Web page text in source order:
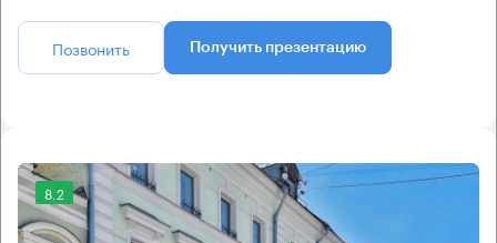
Позвонить Получить презентацию
8.2